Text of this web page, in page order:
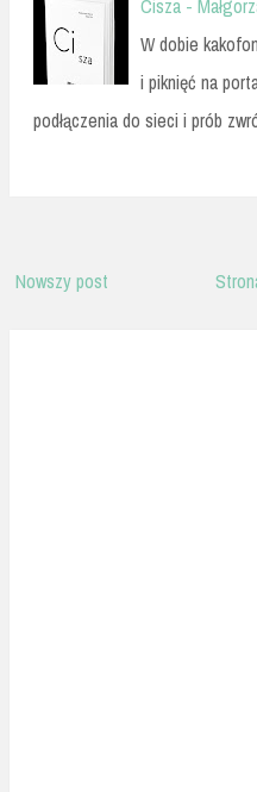
Cisza -
W dobie
i piknięć na
podłączenia do sieci i prób
Nowszy post